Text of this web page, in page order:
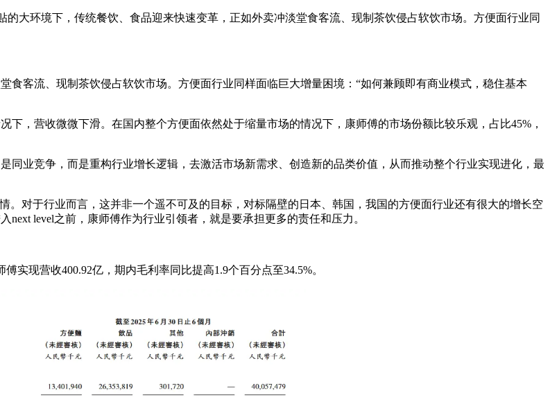
境下，传统餐饮、食品迎来快速变革，正如外卖冲淡堂食客流、现制茶饮侵占软饮市场。方便面行业同
客流、现制茶饮侵占软饮市场。方便面行业同样面临巨大增量困境：“如何兼顾即有商业模式，稳住基本
，营收微微下滑。在国内整个方便面依然处于缩量市场的情况下，康师傅的市场份额比较乐观，占比45%，
业竞争，而是重构行业增长逻辑，去激活市场新需求、创造新的品类价值，从而推动整个行业实现进化，最
对于行业而言，这并非一个遥不可及的目标，对标隔壁的日本、韩国，我国的方便面行业还有很大的增长空
level之前，康师傅作为行业引领者，就是要承担更多的责任和压力。
现营收400.92亿，期内毛利率同比提高1.9个百分点至34.5%。